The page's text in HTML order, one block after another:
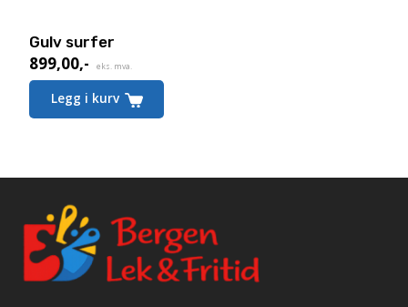
Gulv surfer
899,00,- eks. mva.
Legg i kurv